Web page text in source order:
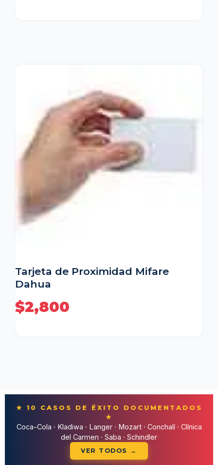
Tarjeta de Proximidad Mifare
Dahua
$2,800
★ 10 CASOS DE ÉXITO DOCUMENTADOS
★
Coca-Cola · Kladiwa · Langer · Mozart · Conchalí · Clínica
del Carmen · Saba · Schindler
VER TODOS →